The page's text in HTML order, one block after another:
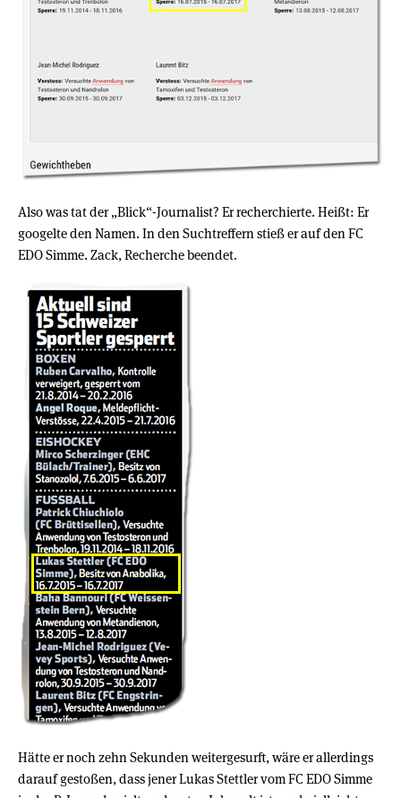
Also was tat der „Blick“-Journalist? Er recherchierte. Heißt: Er
googelte den Namen. In den Suchtreffern stieß er auf den FC
EDO Simme. Zack, Recherche beendet.
Hätte er noch zehn Sekunden weitergesurft, wäre er allerdings
darauf gestoßen, dass jener Lukas Stettler vom FC EDO Simme